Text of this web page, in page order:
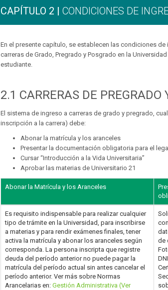
CAPÍTULO 2 | CONDICIONES DE
En el presente capítulo, se establecen las condiciones
carreras de Grado, Pregrado y Posgrado en la
estudiante.
2.1 CARRERAS DE PREGRADO
El sistema de ingreso a carreras de grado y pregrado,
inscripción a la carrera) debe:
Abonar la matrícula y los aranceles
Presentar la documentación obligatoria para el
Cursar “Introducción a la Vida Universitaria”
Aprobar las materias de Universitario 21
Abonar la Matrícula y los Aranceles
Es requisito indispensable para realizar cualquier
tipo de trámite en la Universidad, para inscribirse
a materias y para rendir exámenes finales, tener
activa la matrícula y abonar los aranceles según
corresponda. La persona inscripta que registre
deuda del período anterior no puede pagar la
matrícula del período actual sin antes cancelar el
período anterior. Ver más sobre Normas
Arancelarias en:Gestión Administrativa (Ver
de